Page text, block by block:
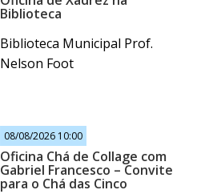
Biblioteca
Biblioteca Municipal Prof.
Nelson Foot
08/08/2026 10:00
Oficina Chá de Collage com
Gabriel Francesco – Convite
para o Chá das Cinco